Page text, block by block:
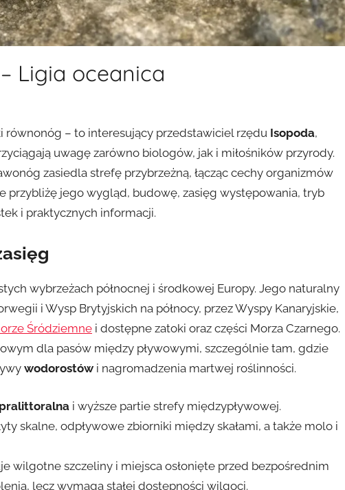
Ligia oceanica
równonóg – to interesujący przedstawiciel rzędu Isopoda,
uwagę zarówno biologów, jak i miłośników przyrody.
zasiedla strefę przybrzeżną, łącząc cechy organizmów
przybliżę jego wygląd, budowę, zasięg występowania, tryb
i praktycznych informacji.
wybrzeżach północnej i środkowej Europy. Jego naturalny
i Wysp Brytyjskich na północy, przez Wyspy Kanaryjskie,
Śródziemne i dostępne zatoki oraz części Morza Czarnego.
dla pasów między pływowymi, szczególnie tam, gdzie
wodorostów i nagromadzenia martwej roślinności.
i wyższe partie strefy międzypływowej.
skalne, odpływowe zbiorniki między skałami, a także molo i
wilgotne szczeliny i miejsca osłonięte przed bezpośrednim
lecz wymaga stałej dostępności wilgoci.